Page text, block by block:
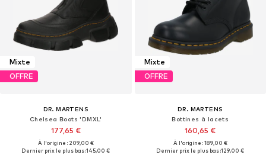
Mixte
OFFRE
DR. MARTENS
Chelsea Boots 'DMXL'
177,65 €
À l'origine : 209,00 €
Dernier prix le plus bas :145,00 €
Mixte
OFFRE
DR. MARTENS
Bottines à lacets
160,65 €
À l'origine : 189,00 €
Dernier prix le plus bas :129,00 €